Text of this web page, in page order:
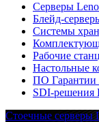
Серверы
Блейд-
Системы
Рабочие
Настольные
ПО Гарантии
SDI-решения
Стоечные серверы